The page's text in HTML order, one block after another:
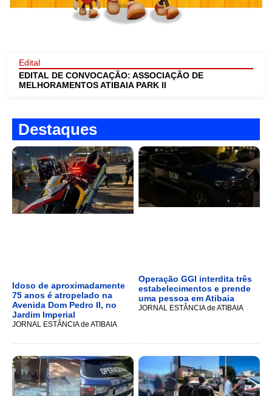
Edital
EDITAL DE CONVOCAÇÃO: ASSOCIAÇÃO DE
MELHORAMENTOS ATIBAIA PARK II
Destaques
Idoso de aproximadamente
75 anos é atropelado na
Avenida Dom Pedro II, no
Jardim Imperial
JORNAL ESTÂNCIA de ATIBAIA
Operação GGI interdita três
estabelecimentos e prende
uma pessoa em Atibaia
JORNAL ESTÂNCIA de ATIBAIA